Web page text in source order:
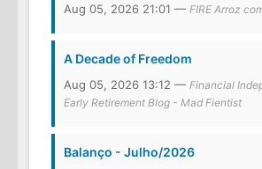
Aug 05, 2026 21:01 — FIRE Arroz
A Decade of Freedom
Aug 05, 2026 13:12 — Financial
Early Retirement Blog - Mad Fientist
Balanço - Julho/2026